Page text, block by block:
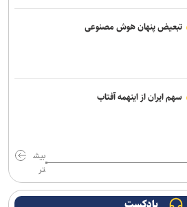
مهر بنیاد ملی علم ایران آغاز به کار کرد
را هم وحشتناک نشان می‌دهد
سلامت نیست
با فناوری‌های جدید می‌توانند ایده‌های
رسید
با دستیار هوش مصنوعی که فرمان همه‌چیز را به
تبعیض پنهان هوش مصنوعی
سهم ایران از اینهمه آفتاب
بیش
تر